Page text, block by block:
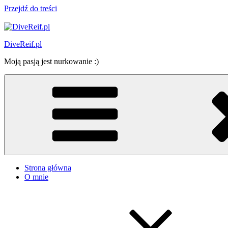
Przejdź do treści
DiveReif.pl
Moją pasją jest nurkowanie :)
Strona główna
O mnie